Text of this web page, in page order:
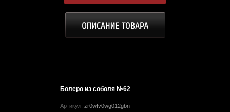
Болеро из соболя №62
Артикул: zr0wfv0wg012gbn